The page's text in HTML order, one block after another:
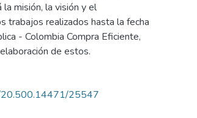
misión, la visión y el
trabajos realizados hasta la fecha
- Colombia Compra Eficiente,
de estos.
20.500.14471/25547